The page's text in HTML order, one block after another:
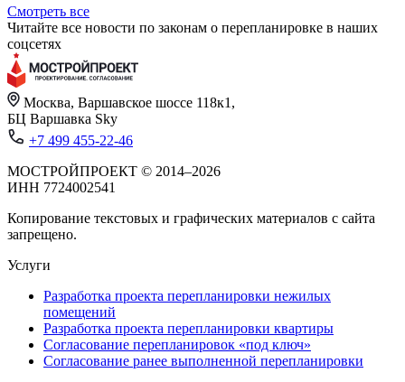
Смотреть все
Читайте все новости по законам о перепланировке в наших
соцсетях
Москва, Варшавское шоссе 118к1,
БЦ Варшавка Sky
+7 499 455-22-46
МОСТРОЙПРОЕКТ © 2014–2026
ИНН 7724002541
Копирование текстовых и графических материалов с сайта
запрещено.
Услуги
Разработка проекта перепланировки нежилых
помещений
Разработка проекта перепланировки квартиры
Согласование перепланировок «под ключ»
Согласование ранее выполненной перепланировки